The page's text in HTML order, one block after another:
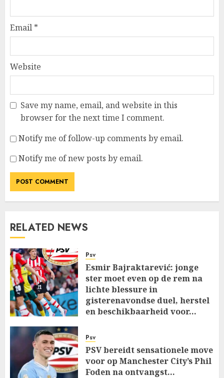
Email *
Website
Save my name, email, and website in this
browser for the next time I comment.
Notify me of follow-up comments by email.
Notify me of new posts by email.
RELATED NEWS
Psv
Esmir Bajraktarević: jonge
ster moet even op de rem na
lichte blessure in
gisterenavondse duel, herstel
en beschikbaarheid voor…
Psv
PSV bereidt sensationele move
voor op Manchester City’s Phil
Foden na ontvangst…